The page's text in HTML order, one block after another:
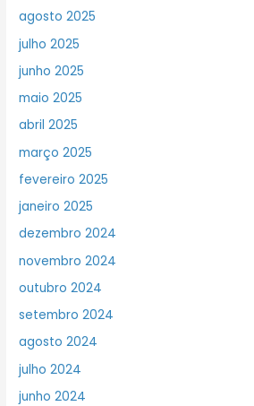
agosto 2025
julho 2025
junho 2025
maio 2025
abril 2025
março 2025
fevereiro 2025
janeiro 2025
dezembro 2024
novembro 2024
outubro 2024
setembro 2024
agosto 2024
julho 2024
junho 2024